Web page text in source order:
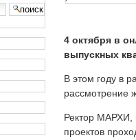
4 октября в
выпускных
В этом году в
рассмотрение
Ректор МАРХИ,
проектов